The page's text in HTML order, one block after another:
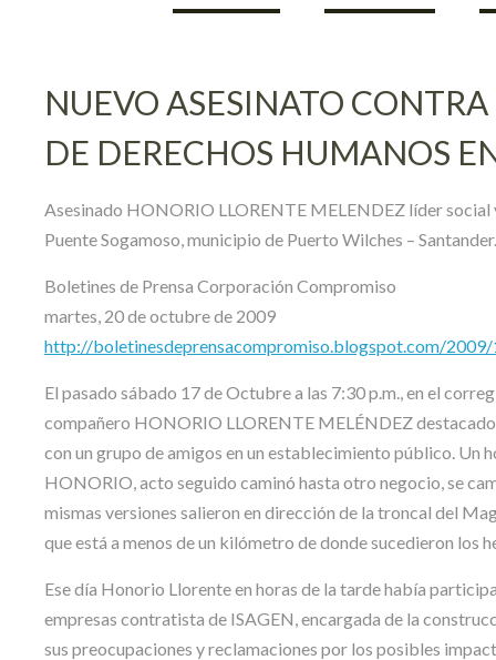
NUEVO ASESINATO
DE DERECHOS HUMANOS
Asesinado HONORIO LLORENTE MELENDEZ líder
Puente Sogamoso, municipio de Puerto Wilches – Santander.
Boletines de Prensa Corporación Compromiso
martes, 20 de octubre de 2009
http://boletinesdeprensacompromiso.blogspot.com/
El pasado sábado 17 de Octubre a las 7:30 p.m., en el
compañero HONORIO LLORENTE MELÉNDEZ
con un grupo de amigos en un establecimiento público. Un
HONORIO, acto seguido caminó hasta otro negocio, se
mismas versiones salieron en dirección de la troncal del
que está a menos de un kilómetro de donde sucedieron los
Ese día Honorio Llorente en horas de la tarde había
empresas contratista de ISAGEN, encargada de la
sus preocupaciones y reclamaciones por los posibles